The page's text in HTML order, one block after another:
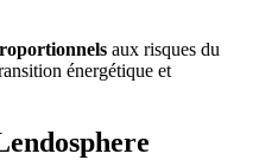
aux risques du
énergétique et